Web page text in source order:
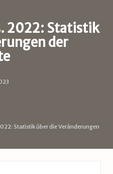
2022: Statistik
der
Statistik über die Veränderungen